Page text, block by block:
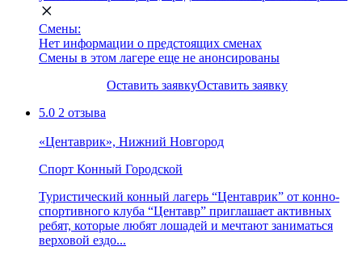
Смены:
Нет информации о предстоящих сменах
Смены в этом лагере еще не анонсированы
Оставить заявкуОставить заявку
5.0 2 отзыва
«Центаврик», Нижний Новгород
Спорт Конный Городской
Туристический конный лагерь “Центаврик” от конно-
спортивного клуба “Центавр” приглашает активных
ребят, которые любят лошадей и мечтают заниматься
верховой ездо...